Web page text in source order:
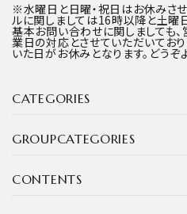
CATEGORIES
GROUPCATEGORIES
CONTENTS
※水曜日と日曜・祝日はお休みさ
ルに関しましては16時以降と土曜
基本お問い合わせに関しましても
業日の対応とさせていただいており
いた日がお休みとなります。どうぞ